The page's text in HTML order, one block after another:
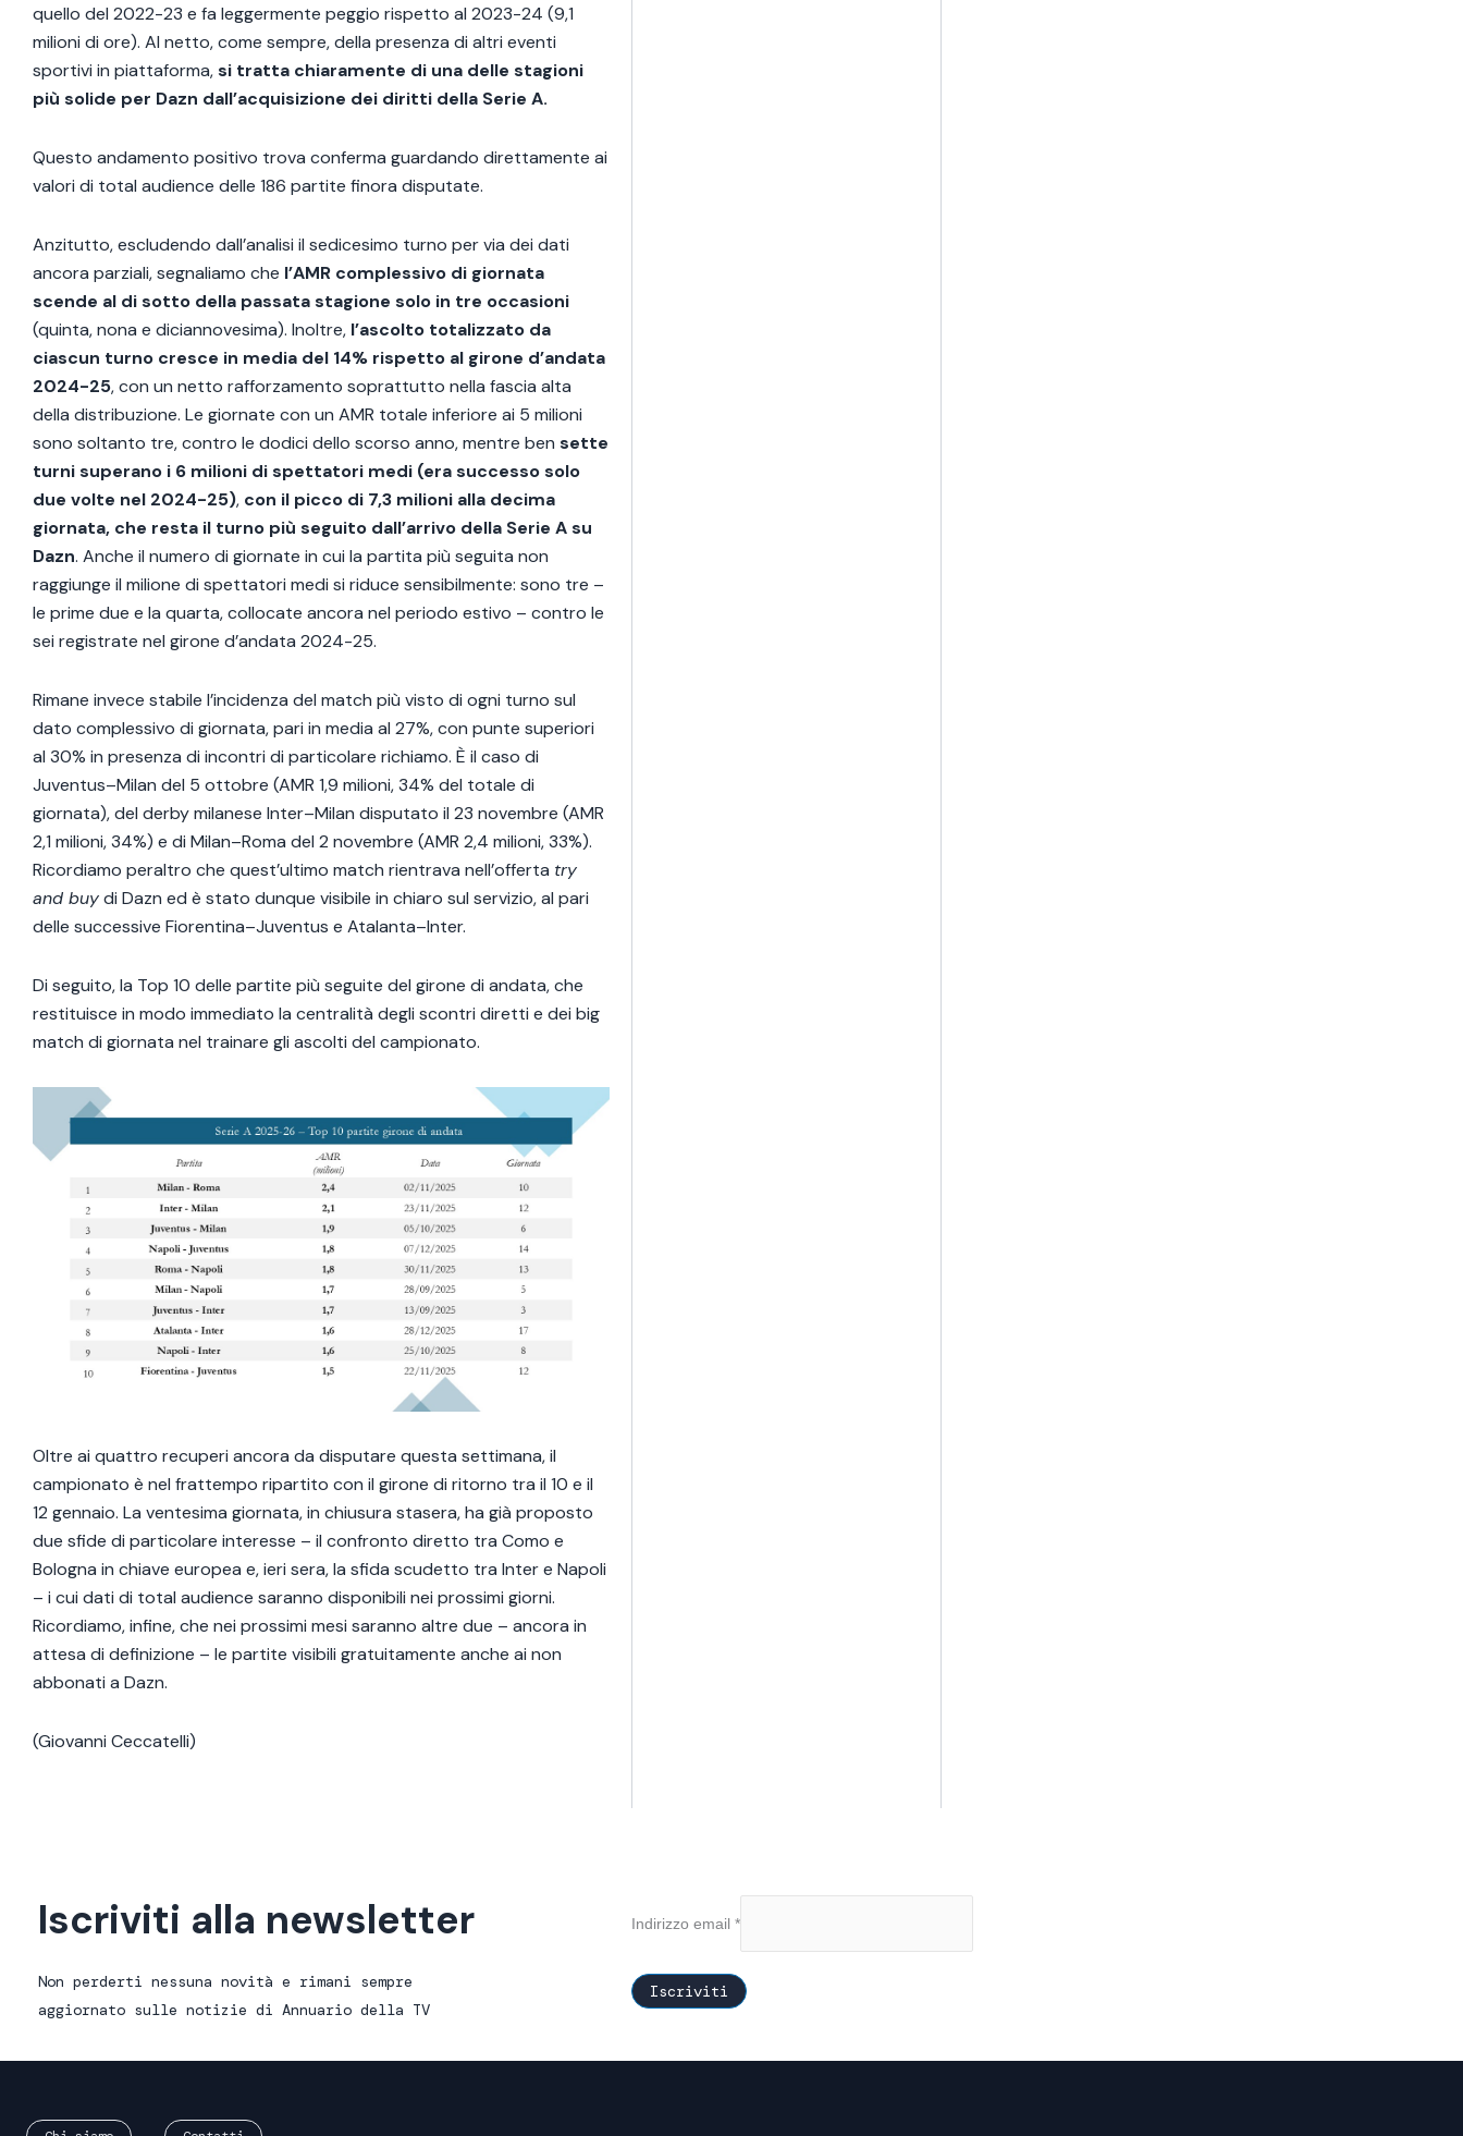
quello del 2022-23 e fa leggermente peggio rispetto al 2023-24 (9,1
milioni di ore). Al netto, come sempre, della presenza di altri eventi
sportivi in piattaforma,si tratta chiaramente di una delle stagioni
più solide per Dazn dall’acquisizione dei diritti della Serie A.
Questo andamento positivo trova conferma guardando direttamente ai
valori di total audience delle 186 partite finora disputate.
Anzitutto, escludendo dall’analisi il sedicesimo turno per via dei dati
ancora parziali, segnaliamo che l’AMR complessivo di giornata
scende al di sotto della passata stagione solo in tre occasioni
(quinta, nona e diciannovesima). Inoltre, l’ascolto totalizzato da
ciascun turno cresce in media del 14% rispetto al girone d’andata
2024-25, con un netto rafforzamento soprattutto nella fascia alta
della distribuzione. Le giornate con un AMR totale inferiore ai 5 milioni
sono soltanto tre, contro le dodici dello scorso anno, mentre ben sette
turni superano i 6 milioni di spettatori medi (era successo solo
due volte nel 2024-25), con il picco di 7,3 milioni alla decima
giornata, che resta il turno più seguito dall’arrivo della Serie A su
Dazn. Anche il numero di giornate in cui la partita più seguita non
raggiunge il milione di spettatori medi si riduce sensibilmente: sono tre –
le prime due e la quarta, collocate ancora nel periodo estivo – contro le
sei registrate nel girone d’andata 2024-25.
Rimane invece stabile l’incidenza del match più visto di ogni turno sul
dato complessivo di giornata, pari in media al 27%, con punte superiori
al 30% in presenza di incontri di particolare richiamo. È il caso di
Juventus–Milan del 5 ottobre (AMR 1,9 milioni, 34% del totale di
giornata), del derby milanese Inter–Milan disputato il 23 novembre (AMR
2,1 milioni, 34%) e di Milan–Roma del 2 novembre (AMR 2,4 milioni, 33%).
Ricordiamo peraltro che quest’ultimo match rientrava nell’offerta try
and buydi Dazn ed è stato dunque visibile in chiaro sul servizio, al pari
delle successive Fiorentina–Juventus e Atalanta–Inter.
Di seguito, la Top 10 delle partite più seguite del girone di andata, che
restituisce in modo immediato la centralità degli scontri diretti e dei big
match di giornata nel trainare gli ascolti del campionato.
Oltre ai quattro recuperi ancora da disputare questa settimana, il
campionato è nel frattempo ripartito con il girone di ritorno tra il 10 e il
12 gennaio. La ventesima giornata, in chiusura stasera, ha già proposto
due sfide di particolare interesse – il confronto diretto tra Como e
Bologna in chiave europea e, ieri sera, la sfida scudetto tra Inter e Napoli
– i cui dati di total audience saranno disponibili nei prossimi giorni.
Ricordiamo, infine, che nei prossimi mesi saranno altre due – ancora in
attesa di definizione – le partite visibili gratuitamente anche ai non
abbonati a Dazn.
(Giovanni Ceccatelli)
Iscriviti alla newsletter
Non perderti nessuna novità e rimani sempre
aggiornato sulle notizie di Annuario della TV
Indirizzo email *